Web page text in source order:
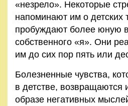
«незрело». Некоторые
напоми­нают им о детских
пробуждают более юную
собственного «я». Они
им до сих пор пять или
Болезненные чувства,
в детстве, воз­вращаются
образе негативных